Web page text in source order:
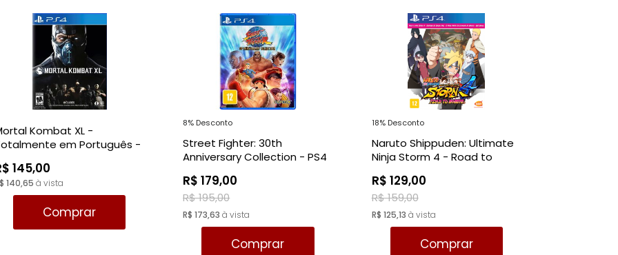
Kombat XL -
em Português -
145,00
140,65 à vista
Comprar
8% Desconto
Street Fighter: 30th
Anniversary Collection - PS4
R$ 179,00
R$ 195,00
R$ 173,63 à vista
Comprar
18% Desconto
Naruto Shippuden: Ultimate
Ninja Storm 4 - Road to
R$ 129,00
R$ 159,00
R$ 125,13 à vista
Comprar